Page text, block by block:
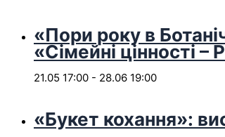
«Пори року в
«Сімейні цінності –
21.05 17:00 - 28.06 19:00
«Букет кохання»: